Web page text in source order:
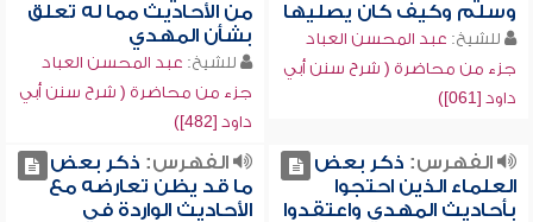
وسلم وكيف كان يصليها
للشيخ: عبد المحسن العباد
جزء من محاضرة ( شرح سنن أبي
داود [061])
من الأحاديث مما له تعلق
بشأن المهدي
للشيخ: عبد المحسن العباد
جزء من محاضرة ( شرح سنن أبي
داود [482])
الفهرس: ذكر بعض
العلماء الذين احتجوا
بأحاديث المهدي واعتقدوا
الفهرس: ذكر بعض
ما قد يظن تعارضه مع
الأحاديث الواردة في